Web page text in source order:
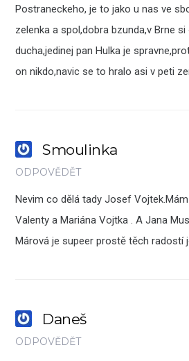
Postraneckeho, je to jako u nas ve
zelenka a spol,dobra bzunda,v Brne
ducha,jedinej pan Hulka je
on nikdo,navic se to hralo asi v peti
Smoulinka
ODPOVĚDĚT
Nevim co dělá tady Josef
Valenty a Mariána Vojtka . A Jana
Márová je supeer prostě těch radostí
Daneš
ODPOVĚDĚT